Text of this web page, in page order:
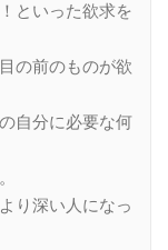
といった欲求を
の前のものが欲
自分に必要な何
り深い人になっ